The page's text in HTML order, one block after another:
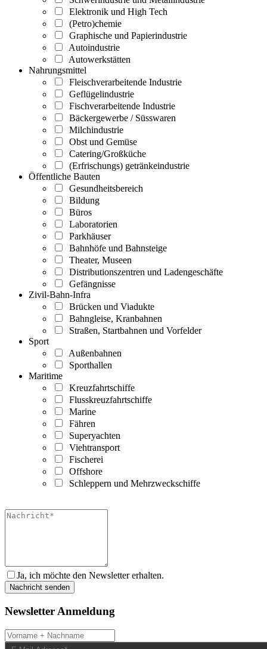
Elektronik und High Tech
(Petro)chemie
Graphische und Papierindustrie
Autoindustrie
Autowerkstätten
Nahrungsmittel
Fleischverarbeitende Industrie
Geflügelindustrie
Fischverarbeitende Industrie
Bäckergewerbe / Süsswaren
Milchindustrie
Obst und Gemüse
Catering/Großküche
(Erfrischungs) getränkeindustrie
Öffentliche Bauten
Gesundheitsbereich
Bildung
Büros
Laboratorien
Parkhäuser
Bahnhöfe und Bahnsteige
Theater, Museen
Distributionszentren und Ladengeschäfte
Gefängnisse
Zivil-Bahn-Infra
Brücken und Viadukte
Bahngleise, Kranbahnen
Straßen, Startbahnen und Vorfelder
Sport
Außenbahnen
Sporthallen
Maritime
Kreuzfahrtschiffe
Flusskreuzfahrtschiffe
Marine
Fähren
Superyachten
Viehtransport
Fischerei
Offshore
Schleppern und Mehrzweckschiffe
Ja, ich möchte den Newsletter erhalten.
Newsletter Anmeldung